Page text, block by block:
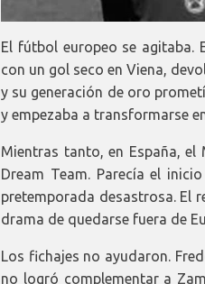
El fútbol europeo se agitaba.
con un gol seco en Viena,
y su generación de oro
y empezaba a transformarse
Mientras tanto, en España,
Dream Team. Parecía el
pretemporada desastrosa. El
drama de quedarse fuera de
Los fichajes no ayudaron.
no logró complementar a